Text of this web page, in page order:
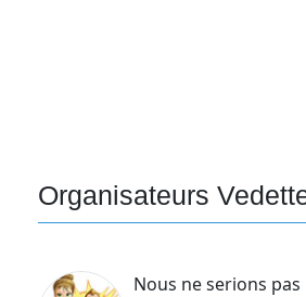
Organisateurs
Nous ne serions pas